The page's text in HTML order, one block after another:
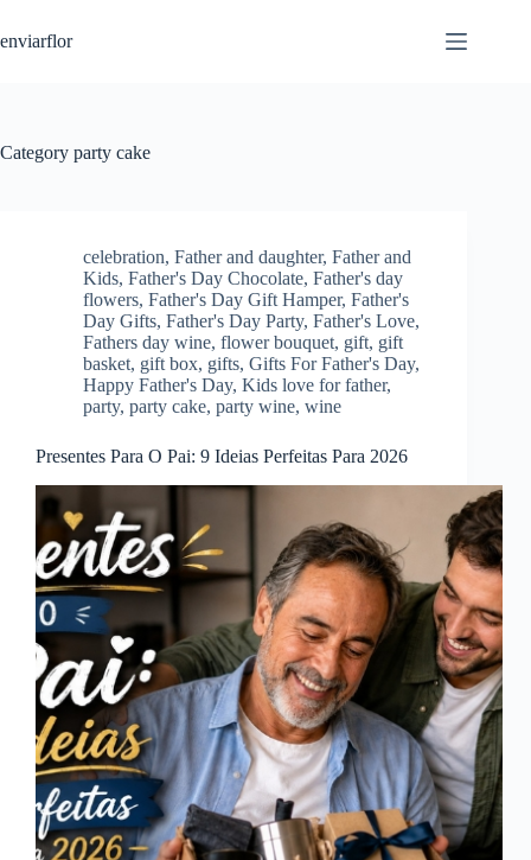
k
c
enviarflor
Category party cake
celebration, Father and daughter, Father and
Kids, Father's Day Chocolate, Father's day
flowers, Father's Day Gift Hamper, Father's
Day Gifts, Father's Day Party, Father's Love,
Fathers day wine, flower bouquet, gift, gift
basket, gift box, gifts, Gifts For Father's Day,
Happy Father's Day, Kids love for father,
party, party cake, party wine, wine
Presentes Para O Pai: 9 Ideias Perfeitas Para 2026